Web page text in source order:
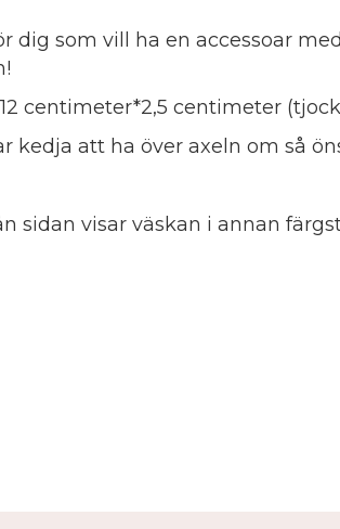
dig som vill ha en accessoar
centimeter*2,5 centimeter
kedja att ha över axeln om så
sidan visar väskan i annan